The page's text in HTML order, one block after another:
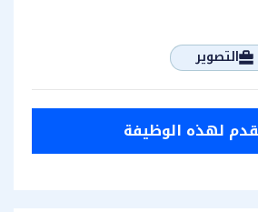
التصوير
لهذه الوظيفة
لهذه الوظيفة